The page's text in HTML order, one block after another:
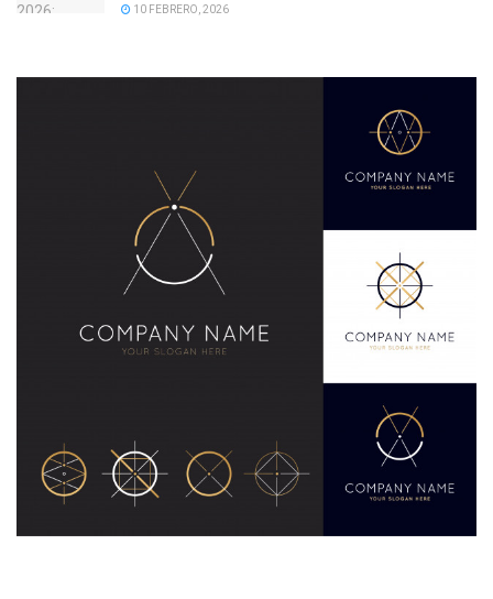
10 FEBRERO, 2026